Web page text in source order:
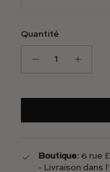
Quantité
Boutique: 6 rue
- Livraison dans